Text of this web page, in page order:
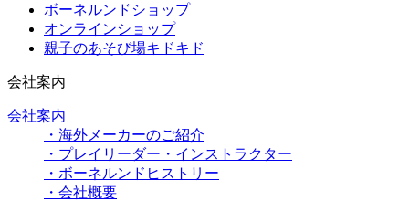
ボーネルンドショップ
オンラインショップ
親子のあそび場キドキド
会社案内
会社案内
・海外メーカーのご紹介
・プレイリーダー・インストラクター
・ボーネルンドヒストリー
・会社概要